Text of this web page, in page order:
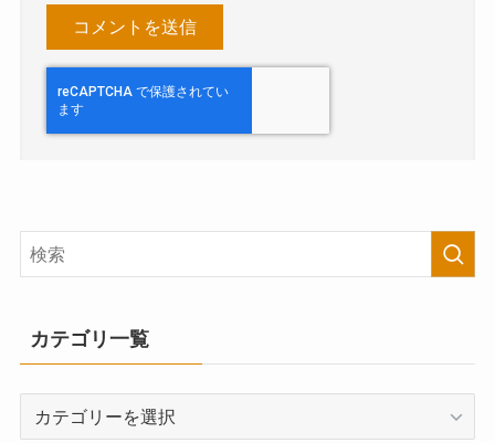
カテゴリ一覧